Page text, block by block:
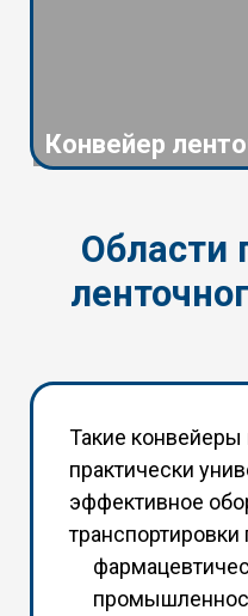
Конвейер
Области
Такие
практически
эффективное
транспортировки